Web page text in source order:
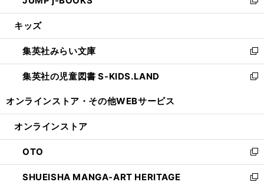
開
ウ
開
く
ン
ウ
で
開
く
い
ウ
ン
ド
ウ
で
新
し
ウ
ィ
ン
ド
開
キッズ
集英社みらい文庫
新
し
い
ン
ウ
で
開
く
集英社の児童図書 S-KIDS.LAND
新
ウ
ン
ド
ウ
で
オンラインストア・ その他WEBサービス
オンラインストア
OTO
新
し
い
SHUEISHA MANGA-ART HERITAGE
新